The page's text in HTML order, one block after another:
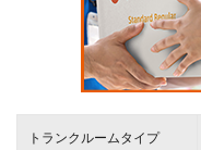
トランクルームタイプ